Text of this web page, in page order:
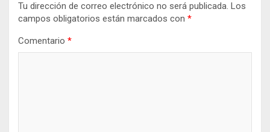
Tu dirección de correo electrónico no será publicada. Los
campos obligatorios están marcados con *
Comentario *